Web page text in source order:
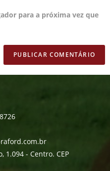
para a próxima vez que
1.094 - Centro. CEP